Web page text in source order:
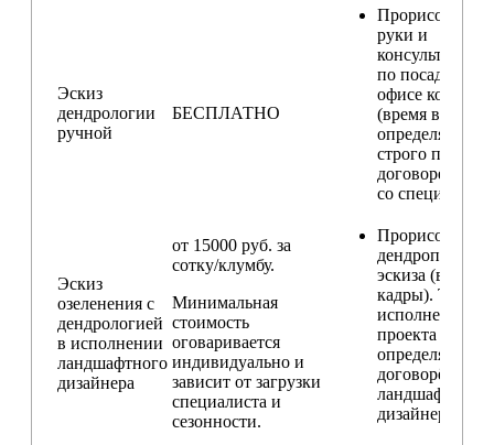
Эскиз
дендрологии
ручной
БЕСПЛАТНО
Прорисовка от
руки и
по посадкам в
офисе
(время встречи
определяется
строго по
со
Эскиз
озеленения с
дендрологией
в исполнении
ландшафтного
дизайнера
от 15000 руб. за
сотку/клумбу.
Минимальная
стоимость
оговаривается
индивидуально и
зависит от загрузки
специалиста и
сезонности.
Прорисовка
дендроплана и
эскиза
кадры).
исполнения
проекта
определяется
ландшафтным
дизайнером